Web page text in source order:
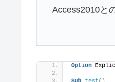
Access2010と
Option